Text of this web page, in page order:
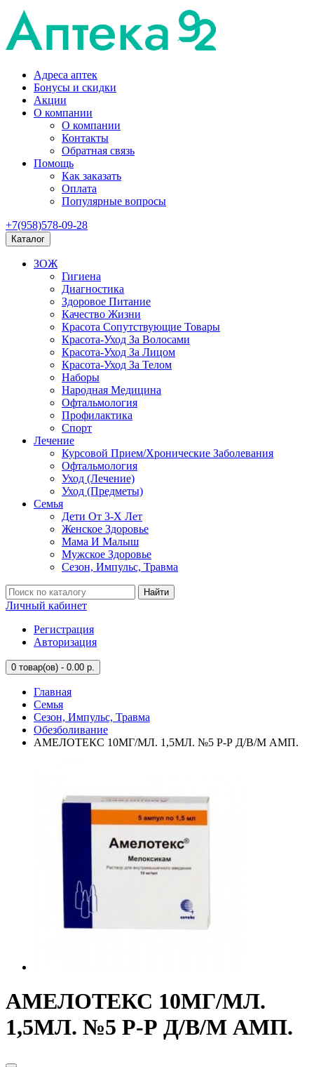
Адреса аптек
Бонусы и скидки
Акции
О компании
О компании
Контакты
Обратная связь
Помощь
Как заказать
Оплата
Популярные вопросы
+7(958)578-09-28
Каталог
ЗОЖ
Гигиена
Диагностика
Здоровое Питание
Качество Жизни
Красота Сопутствующие Товары
Красота-Уход За Волосами
Красота-Уход За Лицом
Красота-Уход За Телом
Наборы
Народная Медицина
Офтальмология
Профилактика
Спорт
Лечение
Курсовой Прием/Хронические Заболевания
Офтальмология
Уход (Лечение)
Уход (Предметы)
Семья
Дети От 3-Х Лет
Женское Здоровье
Мама И Малыш
Мужское Здоровье
Сезон, Импульс, Травма
Найти
Личный кабинет
Регистрация
Авторизация
0 товар(ов) - 0.00 р.
Главная
Семья
Сезон, Импульс, Травма
Обезболивание
АМЕЛОТЕКС 10МГ/МЛ. 1,5МЛ. №5 Р-Р Д/В/М АМП.
АМЕЛОТЕКС 10МГ/МЛ.
1,5МЛ. №5 Р-Р Д/В/М АМП.